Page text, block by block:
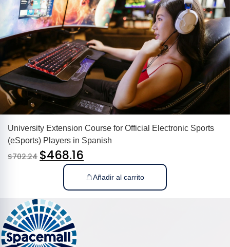
University Extension Course for Official Electronic Sports
(eSports) Players in Spanish
$702.24 $468.16
Añadir al carrito